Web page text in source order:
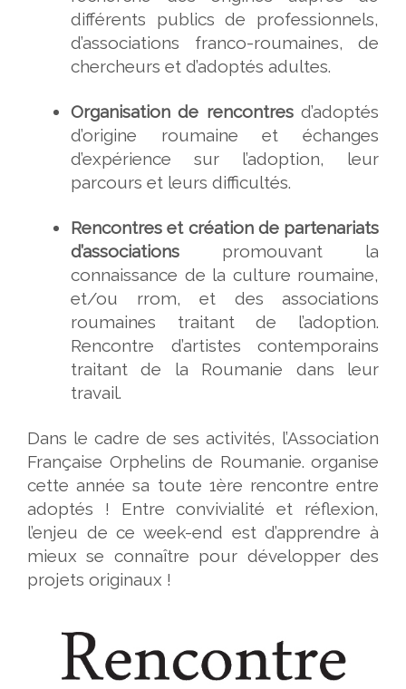
différents publics de professionnels,
d’associations franco-roumaines, de
chercheurs et d’adoptés adultes.
Organisation de rencontresd’adoptés
d’origine roumaine et échanges
d’expérience sur l’adoption, leur
parcours et leurs difficultés.
Rencontres et création de partenariats
d’associations promouvant la
connaissance de la culture roumaine,
et/ou rrom, et des associations
roumaines traitant de l’adoption.
Rencontre d’artistes contemporains
traitant de la Roumanie dans leur
travail.
Dans le cadre de ses activités, l’Association
Française Orphelins de Roumanie. organise
cette année sa toute 1ère rencontre entre
adoptés ! Entre convivialité et réflexion,
l’enjeu de ce week-end est d’apprendre à
mieux se connaître pour développer des
projets originaux !